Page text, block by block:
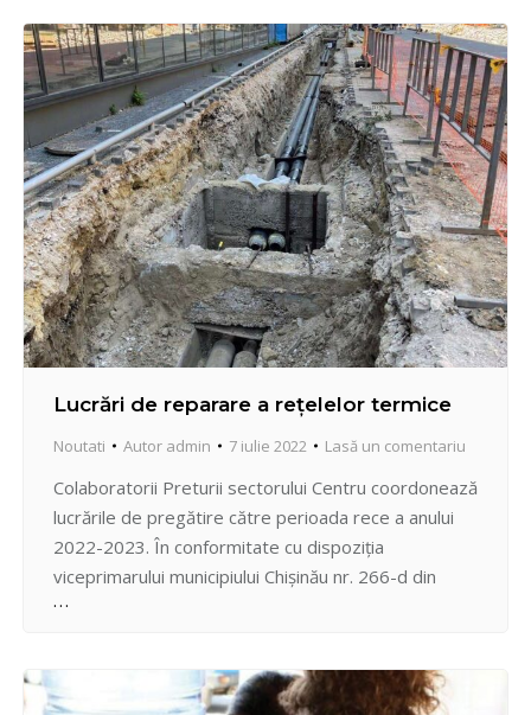
locative și terenurilor publice de uz comun str. Valea
Dicescu, 45, 47, 49, șos. Hîncești, 2, 2/1, 20, 22,
22b, str. Bulgară,…
Lucrări de reparare a rețelelor termice
Noutati Autor admin 7 iulie 2022 Lasă un comentariu
Colaboratorii Preturii sectorului Centru coordonează
lucrările de pregătire către perioada rece a anului
2022-2023. În conformitate cu dispoziția
viceprimarului municipiului Chișinău nr. 266-d din
16.06.2022 ”Cu privire la suspendarea traficului
august 1989 și bd. Ștefan cel Mare și Sfânt”, de
către S.A. “Termoelectrica “ și antreprenorul S.R.L.…